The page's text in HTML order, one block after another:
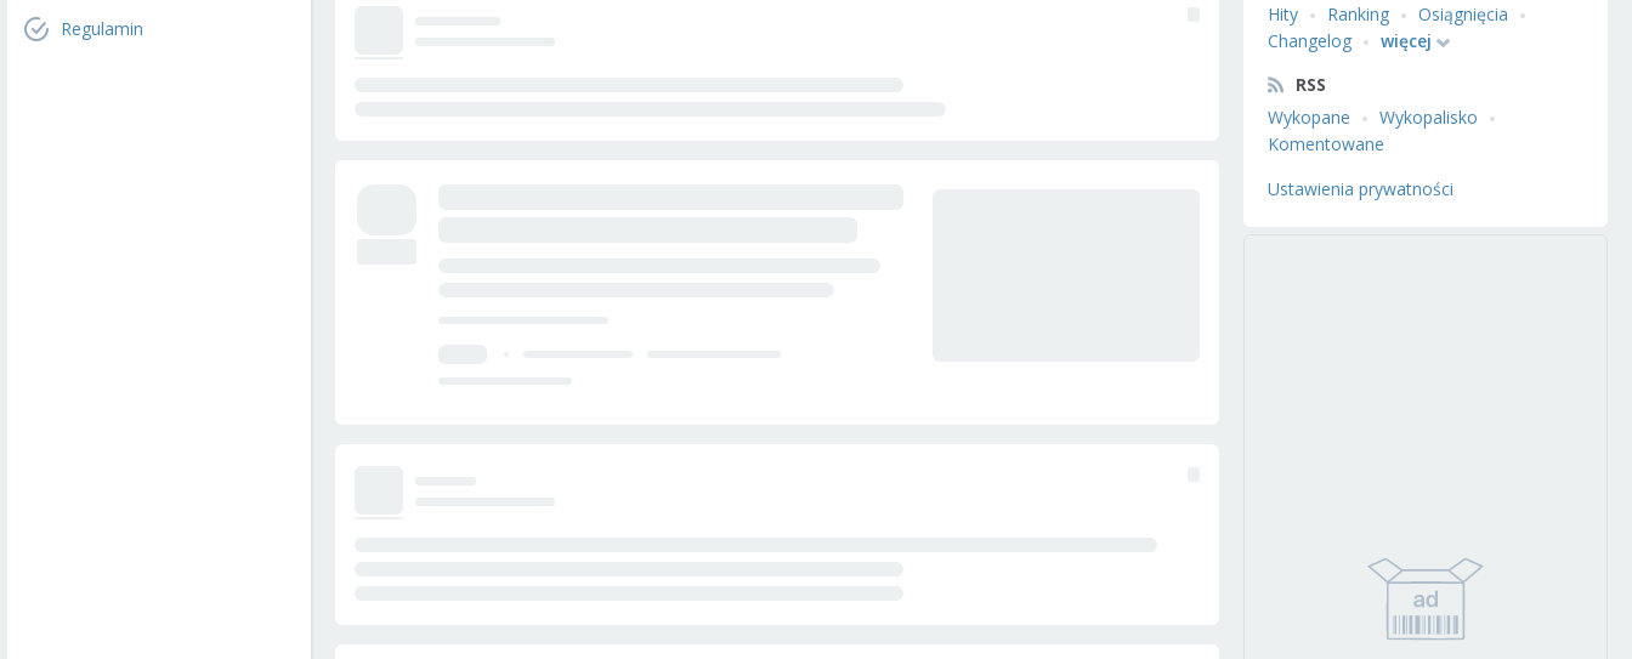
Regulamin
Hity
Ranking
Osiągnięcia
Changelog
więcej
RSS
Wykopane
Wykopalisko
Komentowane
Ustawienia prywatności